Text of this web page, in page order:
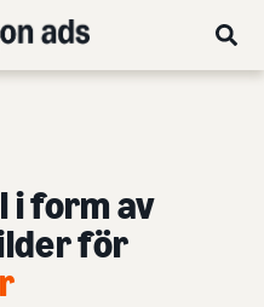
i form av
för